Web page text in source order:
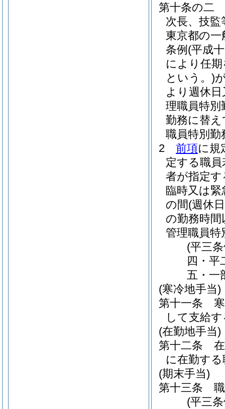
第十条の二
次長、技
東京都の
条例 (平成
により任
という。)
より週休
理職員特別
勤務に替
職員特別
2
前項に規
定する職
者が指定
臨時又は
の間(週休
の勤務時
管理職員特
(平三
四・平
五・一
(寒冷地手当)
第十一条
して支給
(在勤地手当)
第十二条
に在勤す
(期末手当)
第十三条
(平三